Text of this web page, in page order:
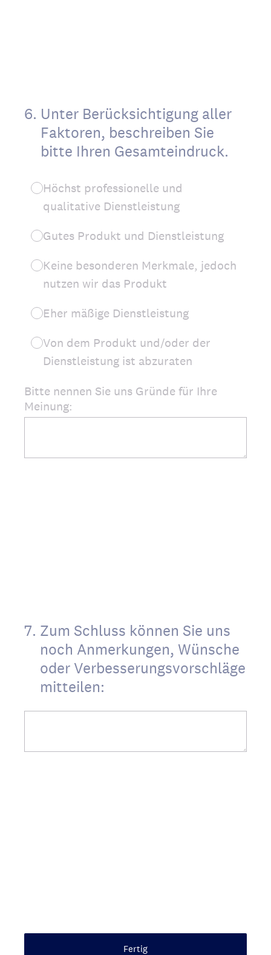
6. Unter Berücksichtigung aller
Faktoren, beschreiben Sie
bitte Ihren Gesamteindruck.
Höchst professionelle und
qualitative Dienstleistung
Gutes Produkt und Dienstleistung
Keine besonderen Merkmale, jedoch
nutzen wir das Produkt
Eher mäßige Dienstleistung
Von dem Produkt und/oder der
Dienstleistung ist abzuraten
Bitte nennen Sie uns Gründe für Ihre
Meinung:
7. Zum Schluss können Sie uns
noch Anmerkungen, Wünsche
oder Verbesserungsvorschläge
mitteilen:
Fertig